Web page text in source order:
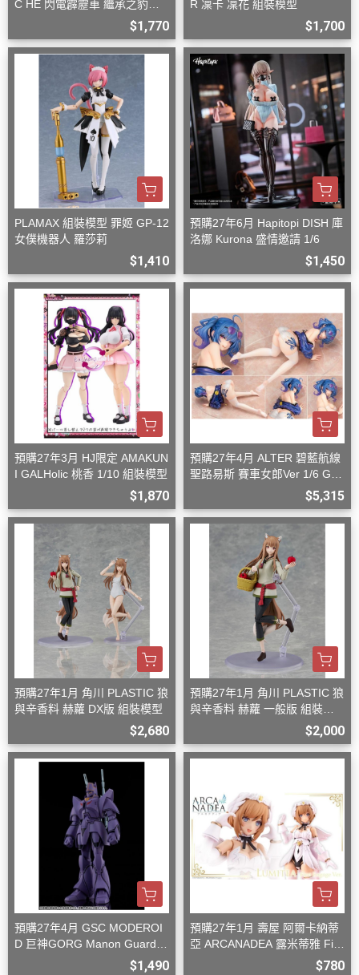
C HE 閃電霹靂車 繼承之豹魂
$1,770
R 凜卡 凜花 組裝模型
$1,700
PLAMAX 組裝模型 罪姬 GP-12
女僕機器人 羅莎莉
$1,410
預購27年6月 Hapitopi DISH 庫
洛娜 Kurona 盛情邀請 1/6
$1,450
預購27年3月 HJ限定 AMAKUN
I GALHolic 桃香 1/10 組裝模型
$1,870
預購27年4月 ALTER 碧藍航線
聖路易斯 賽車女郎Ver 1/6 G08
$5,315
預購27年1月 角川 PLASTIC 狼
與辛香料 赫蘿 DX版 組裝模型
$2,680
預購27年1月 角川 PLASTIC 狼
與辛香料 赫蘿 一般版 組裝模
$2,000
預購27年4月 GSC MODEROI
D 巨神GORG Manon Guardia
$1,490
預購27年1月 壽屋 阿爾卡納蒂
亞 ARCANADEA 露米蒂雅 Firs
$780